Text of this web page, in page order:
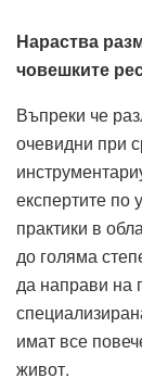
Нараства р
човешките
Въпреки че
очевидни при
експертите по
практики в
до голяма
да направи на
имат все
живот.